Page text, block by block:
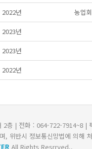
2022년 농업
2023년
2023년
2022년
2층 | 전화 : 064-722-7914~8 |
, 위반시 정보통신망법에 의해
All Rights Resrrved..